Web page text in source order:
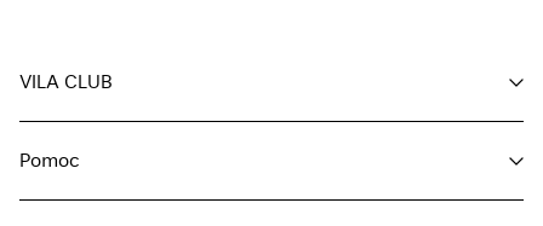
VILA CLUB
Zostań członkiemn
Moje konto
Pomoc